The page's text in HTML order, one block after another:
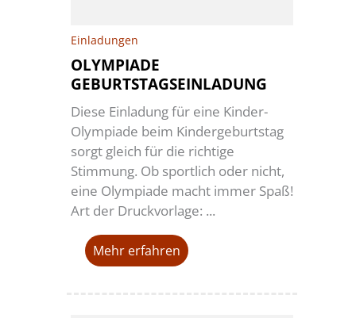
Einladungen
OLYMPIADE
GEBURTSTAGSEINLADUNG
Diese Einladung für eine Kinder-
Olympiade beim Kindergeburtstag
sorgt gleich für die richtige
Stimmung. Ob sportlich oder nicht,
eine Olympiade macht immer Spaß!
Art der Druckvorlage: ...
Mehr erfahren